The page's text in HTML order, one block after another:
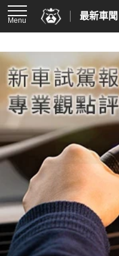
Menu 最新車聞